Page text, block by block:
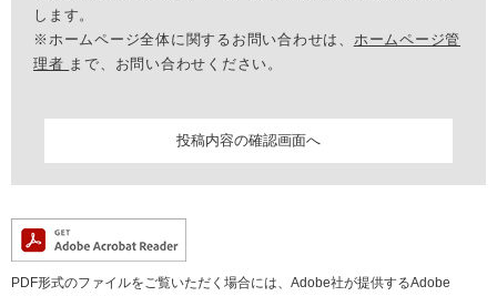
します。
※ホームページ全体に関するお問い合わせは、 ホームページ管
理者 まで、お問い合わせください。
PDF形式のファイルをご覧いただく場合には、Adobe社が提供するAdobe